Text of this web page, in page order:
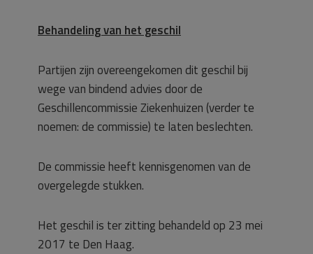
Behandeling van het geschil
Partijen zijn overeengekomen dit geschil bij
wege van bindend advies door de
Geschillencommissie Ziekenhuizen (verder te
noemen: de commissie) te laten beslechten.
De commissie heeft kennisgenomen van de
overgelegde stukken.
Het geschil is ter zitting behandeld op 23 mei
2017 te Den Haag.